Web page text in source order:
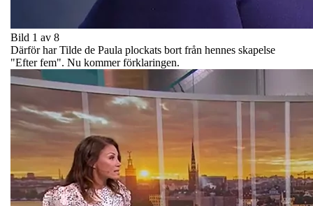
Bild 1 av 8
Därför har Tilde de Paula plockats bort från hennes skapelse
"Efter fem". Nu kommer förklaringen.